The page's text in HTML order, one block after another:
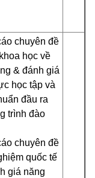
chuyên đề
học về
& đánh giá
học tập và
đầu ra
trình đào
chuyên đề
quốc tế
giá năng